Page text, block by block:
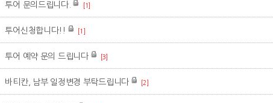
투어 문의드립니다. [1]
투어신청합니다!! [1]
투어 예약 문의 드립니다 [3]
바티칸, 남부 일정변경 부탁드립니다 [2]